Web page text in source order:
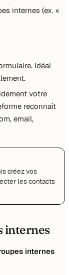
internes (ex. «
Idéal
votre
reconnaît
email,
créez vos
les contacts
internes
internes